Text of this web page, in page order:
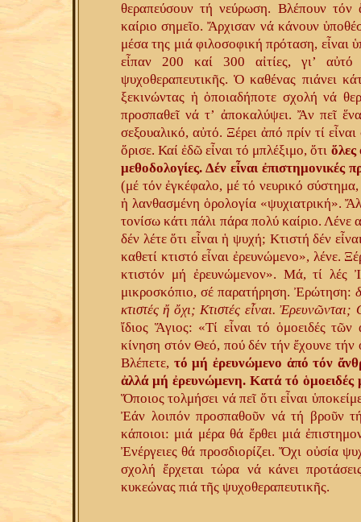
θεραπεύσουν τή νεύρωση. Βλέπουν
καίριο σημεῖο. Ἄρχισαν νά κάνουν
μέσα της μιά φιλοσοφική πρόταση, εἶναι
εἶπαν 200 καί 300 αἰτίες, γι’
ψυχοθεραπευτικῆς. Ὁ καθένας πιάνει
ξεκινώντας ἡ ὁποιαδήποτε σχολή νά
προσπαθεῖ νά τ’ ἀποκαλύψει. Ἄν πεῖ
σεξουαλικό, αὐτό. Ξέρει ἀπό πρίν τί
ὅρισε. Καί ἐδῶ εἶναι τό μπλέξιμο, ὅτι ὅλες
μεθοδολογίες. Δέν εἶναι ἐπιστημονικές
(μέ τόν ἐγκέφαλο, μέ τό νευρικό
ἡ λανθασμένη ὁρολογία «ψυχιατρική».
τονίσω κάτι πάλι πάρα πολύ καίριο. Λένε
δέν λέτε ὅτι εἶναι ἡ ψυχή; Κτιστή δέν
καθετί κτιστό εἶναι ἐρευνώμενο», λένε.
κτιστόν μή ἐρευνώμενον». Μά, τί λές
μικροσκόπιο, σέ παρατήρηση. Ἐρώτηση:
κτιστές ἤ ὄχι; Κτιστές εἶναι.
ἴδιος Ἅγιος: «Τί εἶναι τό ὁμοειδές
κίνηση στόν Θεό, πού δέν τήν ἔχουνε τήν
Βλέπετε, τό μή ἐρευνώμενο ἀπό τόν
ἀλλά μή ἐρευνώμενη. Κατά τό ὁμοειδές
Ὅποιος τολμήσει νά πεῖ ὅτι εἶναι
Ἐάν λοιπόν προσπαθοῦν νά τή βροῦν
κάποιοι: μιά μέρα θά ἔρθει μιά
Ἐνέργειες θά προσδιορίζει. Ὄχι οὐσία
σχολή ἔρχεται τώρα νά κάνει
κυκεώνας πιά τῆς ψυχοθεραπευτικῆς.